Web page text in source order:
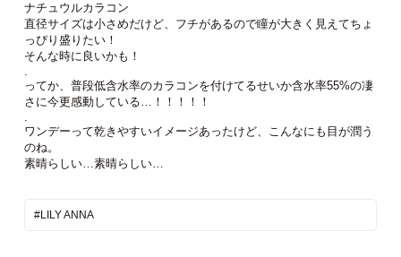
ナチュウルカラコン
直径サイズは小さめだけど、フチがあるので瞳が大きく見えてちょ
っぴり盛りたい！
そんな時に良いかも！
.
ってか、普段低含水率のカラコンを付けてるせいか含水率55%の凄
さに今更感動している…！！！！！
.
ワンデーって乾きやすいイメージあったけど、こんなにも目が潤う
のね。
素晴らしい…素晴らしい…
#LILY ANNA